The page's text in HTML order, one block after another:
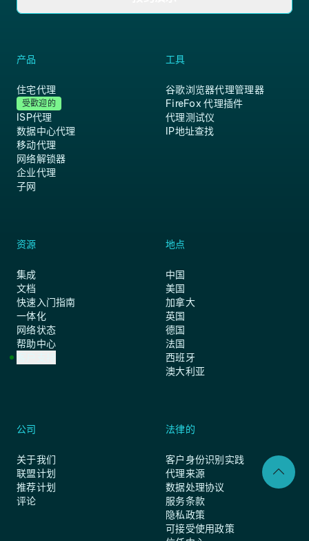
产品
住宅代理
受歡迎的
ISP代理
数据中心代理
移动代理
网络解锁器
企业代理
子网
工具
谷歌浏览器代理管理器
FireFox 代理插件
代理测试仪
IP地址查找
资源
集成
文档
快速入门指南
一体化
网络状态
帮助中心
地点
中国
美国
加拿大
英国
德国
法国
西班牙
澳大利亚
公司
关于我们
联盟计划
推荐计划
评论
法律的
客户身份识别实践
代理来源
数据处理协议
服务条款
隐私政策
可接受使用政策